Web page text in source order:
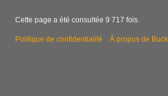
Cette page a été consultée 9 717 fois.
Politique de confidentialité À propos de